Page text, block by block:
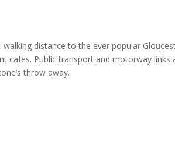
distance to the ever popular
cafes. Public transport and motorway links
throw away.